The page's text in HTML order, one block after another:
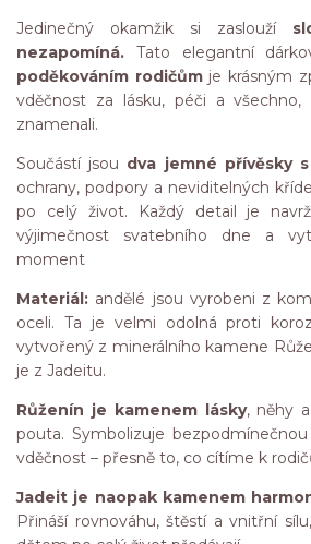
Jedinečný okamžik si zaslouží
nezapomíná. Tato elegantní
poděkováním rodičůmje krásným
vděčnost za lásku, péči a
znamenali.
Součástí jsou dva jemné přívěsky
ochrany, podpory a neviditelných
po celý život. Každý detail je
výjimečnost svatebního dne a
moment
Materiál: andělé jsou vyrobeni z
oceli. Ta je velmi odolná proti
vytvořený z minerálního kamene
je z Jadeitu.
Růženín je kamenem lásky, něhy
pouta. Symbolizuje
vděčnost – přesně to, co cítíme k
Jadeit je naopak kamenem
Přináší rovnováhu, štěstí a vnitřní